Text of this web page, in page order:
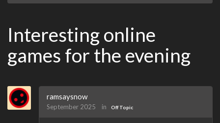
Interesting online
games for the evening
ramsaysnow
September 2025 in Off Topic